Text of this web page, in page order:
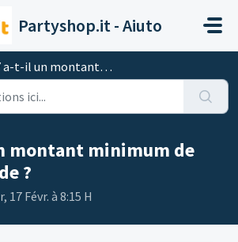
Partyshop.it - Aiuto
t-il un montant minimum de commande ?
montant minimum de
?
Févr. à 8:15 H